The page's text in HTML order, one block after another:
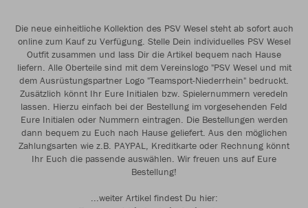
Die neue einheitliche Kollektion des PSV Wesel steht ab sofort auch
online zum Kauf zu Verfügung. Stelle Dein individuelles PSV Wesel
Outfit zusammen und lass Dir die Artikel bequem nach Hause
liefern. Alle Oberteile sind mit dem Vereinslogo "PSV Wesel und mit
dem Ausrüstungspartner Logo "Teamsport-Niederrhein" bedruckt.
Zusätzlich könnt Ihr Eure Initialen bzw. Spielernummern veredeln
lassen. Hierzu einfach bei der Bestellung im vorgesehenden Feld
Eure Initialen oder Nummern eintragen. Die Bestellungen werden
dann bequem zu Euch nach Hause geliefert. Aus den möglichen
Zahlungsarten wie z.B. PAYPAL, Kreditkarte oder Rechnung könnt
Ihr Euch die passende auswählen. Wir freuen uns auf Eure
Bestellung!
...weiter Artikel findest Du hier: